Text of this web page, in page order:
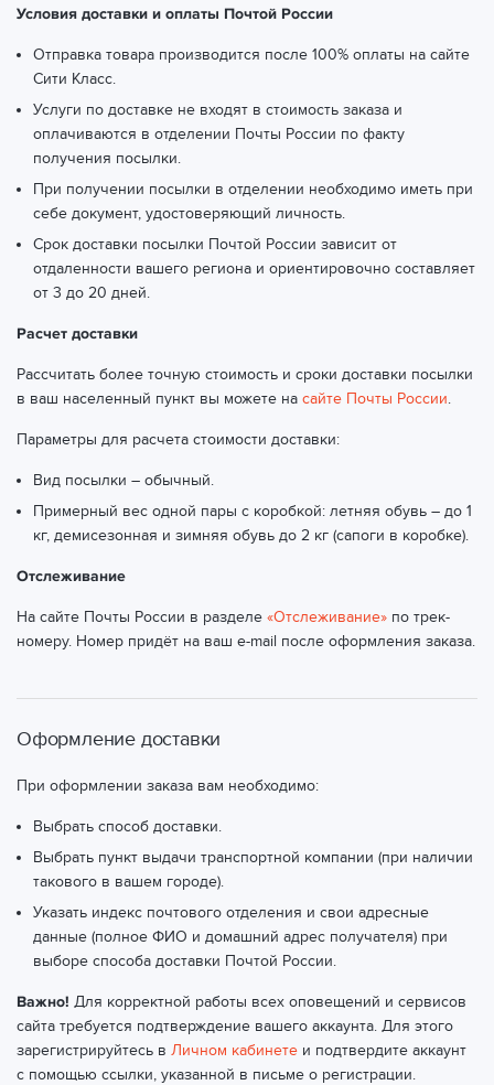
Условия доставки и оплаты Почтой России
Отправка товара производится после 100% оплаты на сайте
Сити Класс.
Услуги по доставке не входят в стоимость заказа и
оплачиваются в отделении Почты России по факту
получения посылки.
При получении посылки в отделении необходимо иметь при
себе документ, удостоверяющий личность.
Срок доставки посылки Почтой России зависит от
отдаленности вашего региона и ориентировочно составляет
от 3 до 20 дней.
Расчет доставки
Рассчитать более точную стоимость и сроки доставки посылки
в ваш населенный пункт вы можете на сайте Почты России.
Параметры для расчета стоимости доставки:
Вид посылки – обычный.
Примерный вес одной пары с коробкой: летняя обувь – до 1
кг, демисезонная и зимняя обувь до 2 кг (сапоги в коробке).
Отслеживание
На сайте Почты России в разделе «Отслеживание» по трек-
номеру. Номер придёт на ваш e-mail после оформления заказа.
Оформление доставки
При оформлении заказа вам необходимо:
Выбрать способ доставки.
Выбрать пункт выдачи транспортной компании (при наличии
такового в вашем городе).
Указать индекс почтового отделения и свои адресные
данные (полное ФИО и домашний адрес получателя) при
выборе способа доставки Почтой России.
Важно! Для корректной работы всех оповещений и сервисов
сайта требуется подтверждение вашего аккаунта. Для этого
зарегистрируйтесь в Личном кабинете и подтвердите аккаунт
с помощью ссылки, указанной в письме о регистрации.